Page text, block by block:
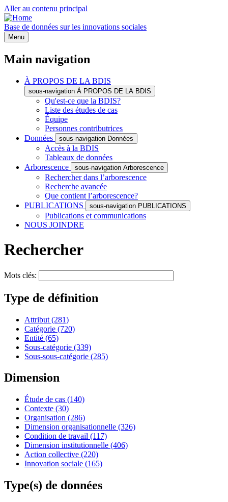
Aller au contenu principal
Base de données sur les innovations sociales
Menu
Main navigation
À PROPOS DE LA BDIS
sous-navigation À PROPOS DE LA BDIS
Qu'est-ce que la BDIS?
Liste des études de cas
Équipe
Personnes contributrices
Données
sous-navigation Données
Accès à la BDIS
Tableaux de données
Arborescence
sous-navigation Arborescence
Rechercher dans l’arborescence
Recherche avancée
Que contient l’arborescence?
PUBLICATIONS
sous-navigation PUBLICATIONS
Publications et communications
NOUS JOINDRE
Rechercher
Mots clés:
Type de définition
Attribut (281)
Catégorie (720)
Entité (65)
Sous-catégorie (339)
Sous-sous-catégorie (285)
Dimension
Étude de cas (140)
Contexte (30)
Organisation (286)
Dimension organisationnelle (326)
Condition de travail (117)
Dimension institutionnelle (406)
Action collective (220)
Innovation sociale (165)
Type(s) de données